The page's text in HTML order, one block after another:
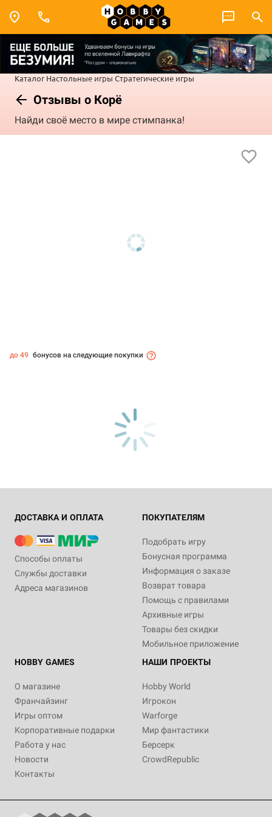
Каталог Настольные игры Стратегические игры
Отзывы о Корё
Найди своё место в мире стимпанка!
до 49 бонусов на следующие покупки
ДОСТАВКА И ОПЛАТА
Способы оплаты
Службы доставки
Адреса магазинов
ПОКУПАТЕЛЯМ
Подобрать игру
Бонусная программа
Информация о заказе
Возврат товара
Помощь с правилами
Архивные игры
Товары без скидки
Мобильное приложение
HOBBY GAMES
О магазине
Франчайзинг
Игры оптом
Корпоративные подарки
Работа у нас
Новости
Контакты
НАШИ ПРОЕКТЫ
Hobby World
Игрокон
Warforge
Мир фантастики
Берсерк
CrowdRepublic